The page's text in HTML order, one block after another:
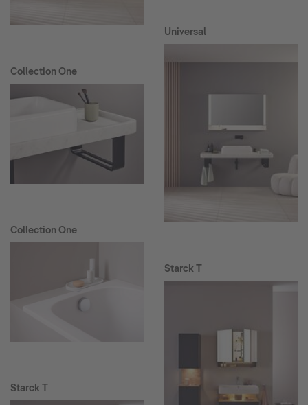
Collection One
Collection One
Starck T
Universal
Starck T